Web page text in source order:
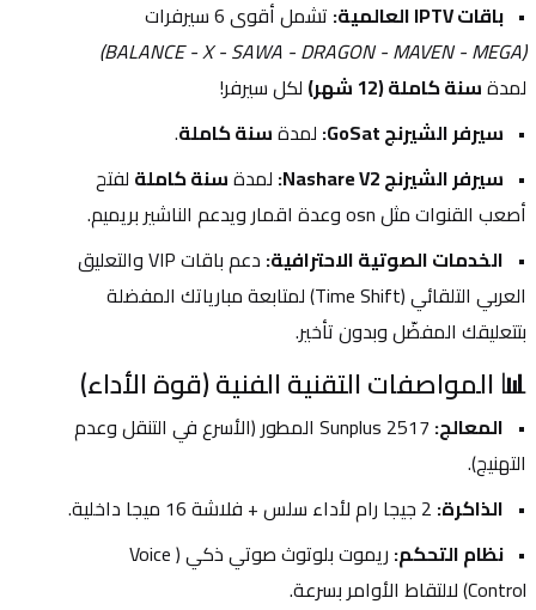
باقات IPTV العالمية:
تشمل أقوى 6 سيرفرات
(BALANCE - X - SAWA - DRAGON - MAVEN - MEGA)
لمدة سنة كاملة (12 شهر)
لكل سيرفر!
سيرفر الشيرنج GoSat:
لمدة سنة كاملة.
سيرفر الشيرنج Nashare V2:
لمدة سنة كاملة
أصعب القنوات مثل osn وعدة اقمار ويدعم الناشير بريميم.
الخدمات الصوتية الاحترافية:
بتتعليقك المفضّل وبدون تأخير.
📊 المواصفات التقنية الفنية (قوة الأداء)
المعالج:
التهنيج).
الذاكرة:
نظام التحكم:
ريموت بلوتوث صوتي ذكي (Voice
Control) لالتقاط الأوامر بسرعة.